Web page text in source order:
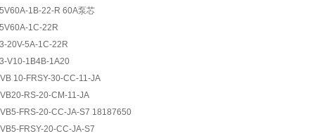
1B-22-R 60A泵芯
1C-22R
20V-5A-1C-22R
V10-1B4B-1A20
10-FRSY-30-CC-11-JA
RS-20-CM-11-JA
FRS-20-CC-JA-S7 18187650
FRSY-20-CC-JA-S7